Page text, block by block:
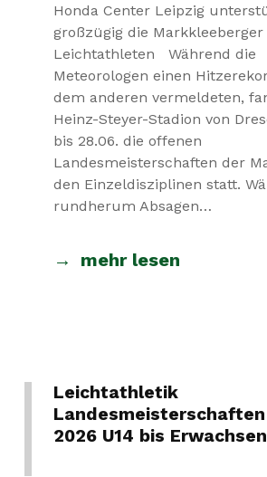
Honda Center Leipzig
großzügig die Markkleeberger
Leichtathleten Während die
Meteorologen einen
dem anderen vermeldeten,
Heinz-Steyer-Stadion von
bis 28.06. die offenen
Landesmeisterschaften der
den Einzeldisziplinen statt.
rundherum Absagen…
mehr lesen
Leichtathletik
2026 U14 bis